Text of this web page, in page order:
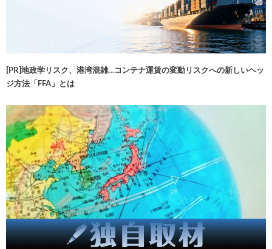
[PR]地政学リスク、港湾混雑…コンテナ運賃の変動リスクへの新しいヘッ
ジ方法「FFA」とは